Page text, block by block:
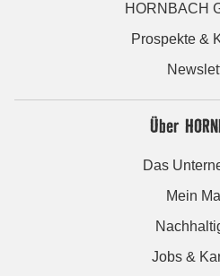
HORNBACH
Prospekte &
Über
Das
Mein
Jobs &